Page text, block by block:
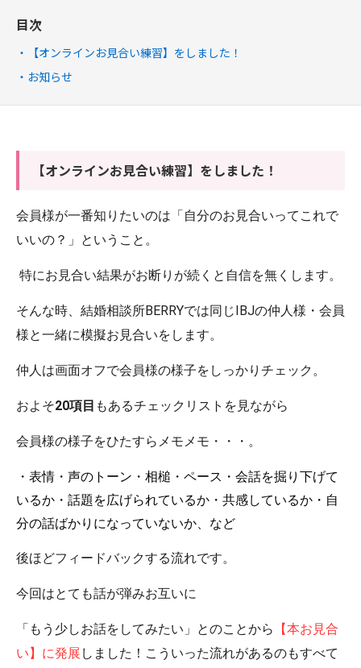
目次
【オンラインお見合い練習】をしました！
お知らせ
【オンラインお見合い練習】をしました！
会員様が一番知りたいのは「自分のお見合いってこれで
いいの？」ということ。
特にお見合い結果がお断りが続くと自信を無くします。
そんな時、結婚相談所BERRYでは同じIBJの仲人様・会員
様と一緒に模擬お見合いをします。
仲人は画面オフで会員様の様子をしっかりチェック。
およそ20項目 もあるチェックリストを見ながら
会員様の様子をひたすらメモメモ・・・。
・表情・声のトーン・相槌・ペース・会話を掘り下げて
いるか・話題を広げられているか・共感しているか・自
分の話ばかりになっていないか、など
後ほどフィードバックする流れです。
今回はとても話が弾みお互いに
「もう少しお話をしてみたい」とのことから
【本お見合
い】に発展 しました！こういった流れがあるのもすべて